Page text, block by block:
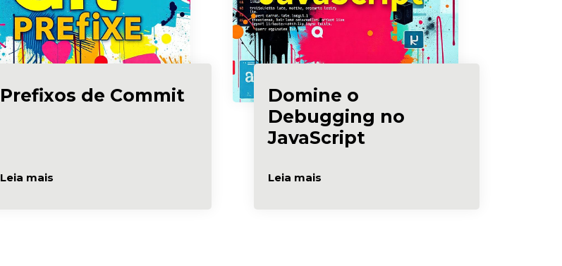
Prefixos de Commit
Leia mais
Domine o
Debugging no
JavaScript
Leia mais